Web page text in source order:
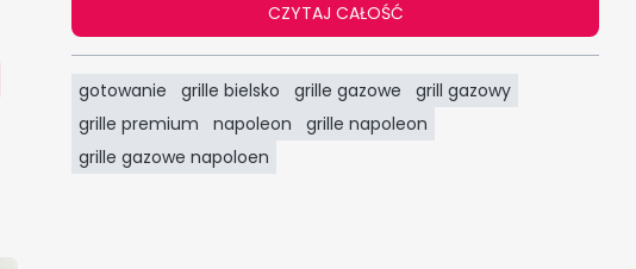
CZYTAJ CAŁOŚĆ
gotowanie grille bielsko grille gazowe
grill gazowy
grille premium
napoleon
grille napoleon
grille gazowe napoloen